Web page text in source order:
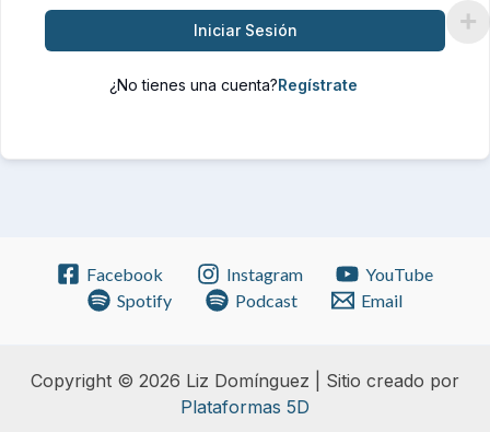
Iniciar Sesión
¿No tienes una cuenta?
Facebook Instagram
YouTube
Spotify
Podcast Email
Copyright © 2026 Liz Domínguez | Sitio creado por
Plataformas 5D